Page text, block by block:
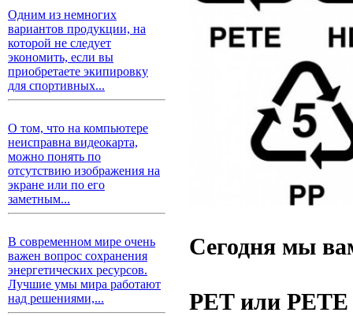
Одним из немногих
вариантов продукции, на
которой не следует
экономить, если вы
приобретаете экипировку
для спортивных...
О том, что на компьютере
неисправна видеокарта,
можно понять по
отсутствию изображения на
экране или по его
заметным...
В современном мире очень
важен вопрос сохранения
энергетических ресурсов.
Лучшие умы мира работают
над решениями,...
Сегодня мы
PET или PETE